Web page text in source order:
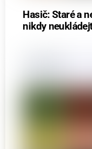
Hasič: Staré a
nikdy